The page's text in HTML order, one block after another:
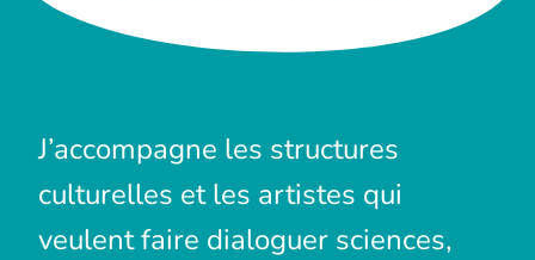
J’accompagne les structures
culturelles et les artistes qui
veulent faire dialoguer sciences,